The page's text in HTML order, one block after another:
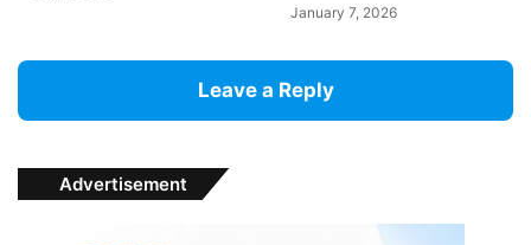
January 7, 2026
Leave a Reply
Advertisement